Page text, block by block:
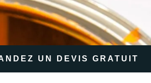
UN DEVIS GRATUIT